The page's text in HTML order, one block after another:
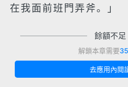
在我面前班門弄斧。」
餘額不足
解鎖本章需要35
去應用內閱